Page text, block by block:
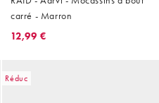
carré - Marron
12,99 €
Réduc